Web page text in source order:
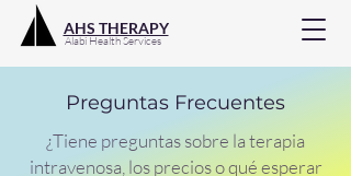
AHS THERAPY
Alabi Health Services
Preguntas Frecuentes
¿Tiene preguntas sobre la terapia
intravenosa, los precios o qué esperar